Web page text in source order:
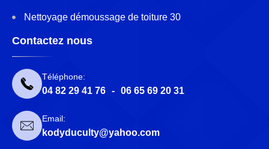
Nettoyage démoussage de toiture 30
Contactez nous
Téléphone:
04 82 29 41 76 - 06 65 69 20 31
Email:
kodyduculty@yahoo.com